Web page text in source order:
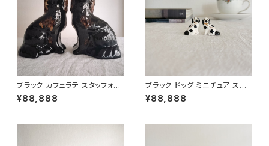
ブラック カフェラテ スタッフォー
ドシャードッグ 高さ19.5cm
¥88,888
ブラック ドッグ ミニチュア スタッ
フォードシャードッグ 高さ2.5c
m
¥88,888